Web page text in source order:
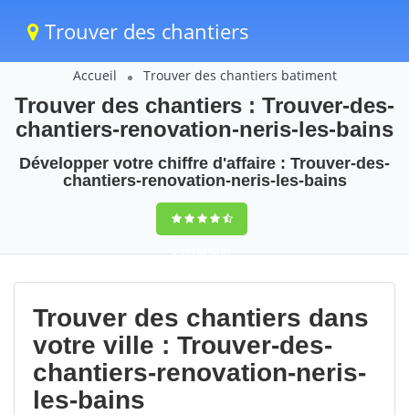
Trouver des chantiers
Accueil Trouver des chantiers batiment
Trouver des chantiers : Trouver-des-
chantiers-renovation-neris-les-bains
Développer votre chiffre d'affaire : Trouver-des-
chantiers-renovation-neris-les-bains
9,5(100%)81
votes
Trouver des chantiers dans
votre ville : Trouver-des-
chantiers-renovation-neris-
les-bains